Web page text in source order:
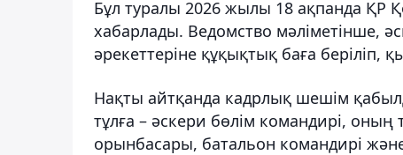
Бұл туралы 2026 жылы 18 ақпанда ҚР
хабарлады. Ведомство мәліметінше,
әрекеттеріне құқықтық баға беріліп,
Нақты айтқанда кадрлық шешім
тұлға – әскери бөлім командирі,
орынбасары, батальон командирі